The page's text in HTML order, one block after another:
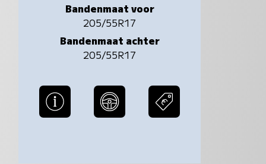
Bandenmaat voor
205/55R17
Bandenmaat achter
205/55R17